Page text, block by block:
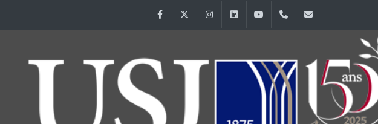
FacebookTwitter InstagramLinkedInYouTube+961 (1) 421 392/3/4